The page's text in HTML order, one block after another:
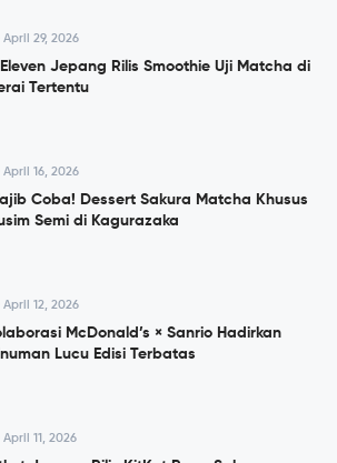
April 29, 2026
Jepang Rilis Smoothie Uji Matcha di
Tertentu
April 16, 2026
Coba! Dessert Sakura Matcha Khusus
Semi di Kagurazaka
April 12, 2026
McDonald’s × Sanrio Hadirkan
Lucu Edisi Terbatas
April 11, 2026